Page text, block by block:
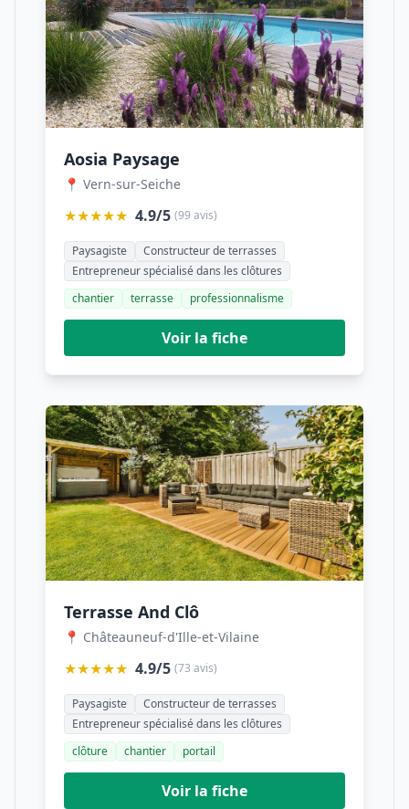
Aosia Paysage
📍 Vern-sur-Seiche
★★★★★ 4.9/5 (99 avis)
Paysagiste
Constructeur de terrasses
Entrepreneur spécialisé dans les clôtures
chantier
terrasse professionnalisme
Voir la fiche
Terrasse And Clô
📍 Châteauneuf-d'Ille-et-Vilaine
★★★★★ 4.9/5 (73 avis)
Paysagiste
Constructeur de terrasses
Entrepreneur spécialisé dans les clôtures
clôture
chantier portail
Voir la fiche